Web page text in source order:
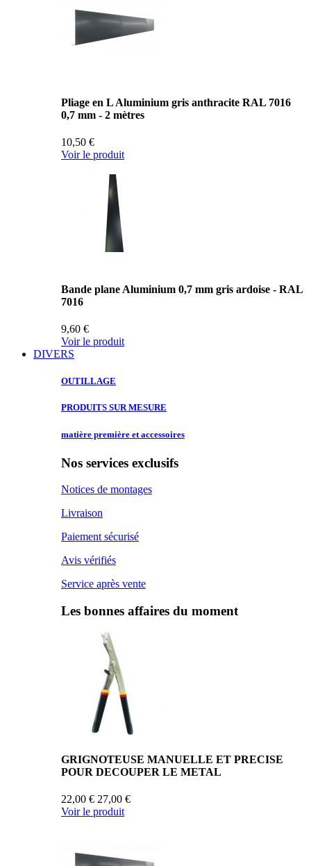
Pliage en L Aluminium gris anthracite RAL 7016
0,7 mm - 2 mètres
10,50 €
Voir le produit
Bande plane Aluminium 0,7 mm gris ardoise - RAL
7016
9,60 €
Voir le produit
DIVERS
OUTILLAGE
PRODUITS SURMESURE
matière première et accessoires
Nos services exclusifs
Notices de montages
Livraison
Paiement sécurisé
Avis vérifiés
Service après vente
Les bonnes affaires du moment
GRIGNOTEUSE MANUELLE ET PRECISE
POUR DECOUPER LE METAL
22,00 € 27,00 €
Voir le produit